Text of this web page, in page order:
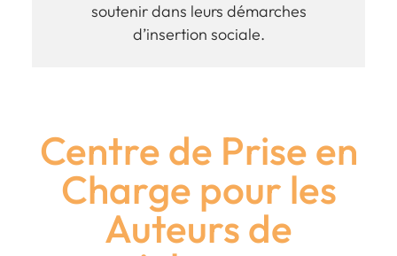
soutenir dans leurs démarches
d’insertion sociale.
Centre de Prise en
Charge pour les
Auteurs de